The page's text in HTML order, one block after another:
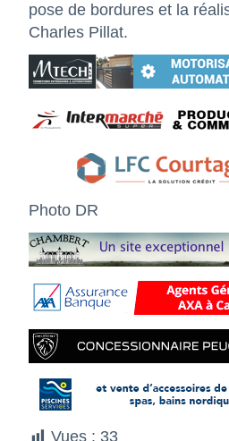
pose de bordures et la
Charles Pillat.
Photo DR
Vues : 33